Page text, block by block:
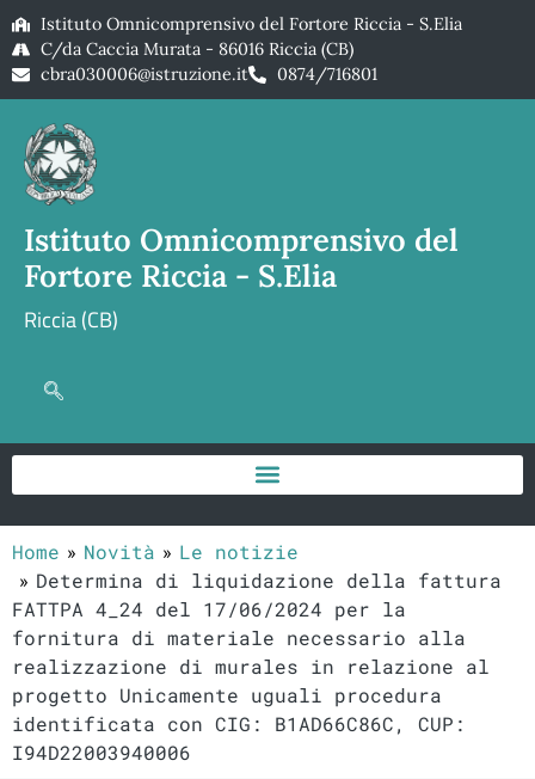
Istituto Omnicomprensivo del Fortore Riccia - S.Elia
C/da Caccia Murata - 86016 Riccia (CB)
cbra030006@istruzione.it
0874/716801
Istituto Omnicomprensivo del
Fortore Riccia - S.Elia
Riccia (CB)
Home Novità
Le notizie
Determina di liquidazione della fattura
FATTPA 4_24 del 17/06/2024 per la
fornitura di materiale necessario alla
realizzazione di murales in relazione al
progetto Unicamente uguali procedura
identificata con CIG: B1AD66C86C, CUP:
I94D22003940006